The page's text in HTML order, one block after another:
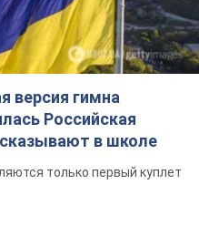
версия гимна
Российская
в школе
только первый куплет